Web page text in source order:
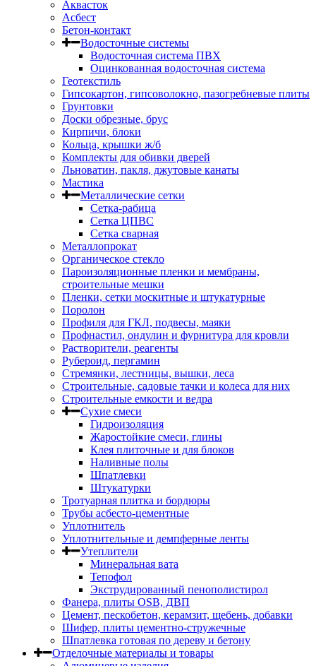
Аквасток
Асбест
Бетон-контакт
Водосточные системы
Водосточная система ПВХ
Оцинкованная водосточная система
Геотекстиль
Гипсокартон, гипсоволокно, пазогребневые плиты
Грунтовки
Доски обрезные, брус
Кирпичи, блоки
Кольца, крышки ж/б
Комплекты для обивки дверей
Льноватин, пакля, джутовые канаты
Мастика
Металлические сетки
Сетка-рабица
Сетка ЦПВС
Сетка сварная
Металлопрокат
Органическое стекло
Пароизоляционные пленки и мембраны,
строительные мешки
Пленки, сетки москитные и штукатурные
Поролон
Профиля для ГКЛ, подвесы, маяки
Профнастил, ондулин и фурнитура для кровли
Растворители, реагенты
Рубероид, пергамин
Стремянки, лестницы, вышки, леса
Строительные, садовые тачки и колеса для них
Строительные емкости и ведра
Сухие смеси
Гидроизоляция
Жаростойкие смеси, глины
Клея плиточные и для блоков
Наливные полы
Шпатлевки
Штукатурки
Тротуарная плитка и бордюры
Трубы асбесто-цементные
Уплотнитель
Уплотнительные и демпферные ленты
Утеплители
Минеральная вата
Тепофол
Экструдированный пенополистирол
Фанера, плиты OSB, ДВП
Цемент, пескобетон, керамзит, щебень, добавки
Шифер, плиты цементно-стружечные
Шпатлевка готовая по дереву и бетону
Отделочные материалы и товары